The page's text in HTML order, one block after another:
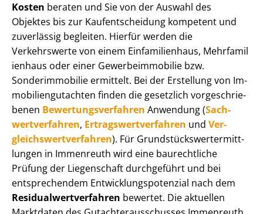
Kosten beraten und Sie von der Auswahl des
Objektes bis zur Kauf­ent­schei­dung kompetent und
zuverlässig begleiten. Hierfür werden die
Verkehrswerte von einem Einfamilienhaus, Mehr­fa­mi­l
i­en­haus oder einer Ge­wer­be­im­mo­bi­lie bzw.
Sonderimmobilie ermittelt. Bei der Erstellung von Im­
mo­bi­li­en­gut­ach­ten finden die gesetzlich vor­ge­schrie­
be­nen Be­wer­tungs­ver­fah­ren Anwendung (Sach­
wert­ver­fah­ren, Er­trags­wert­ver­fah­ren und Ver­
gleichs­wert­ver­fah­ren). Für Grund­stücks­wert­ermitt­
lun­gen in Immenreuth wird eine baurechtliche
Prüfung der Liegenschaft durchgeführt und bei
entsprechendem Ent­wick­lungs­po­ten­zi­al nach dem
Re­si­du­al­wert­ver­fah­ren bewertet. Die aktuellen